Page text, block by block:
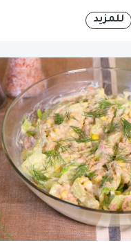
للمزيد